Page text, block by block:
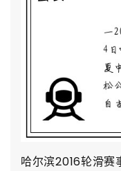
哈尔滨2016轮滑